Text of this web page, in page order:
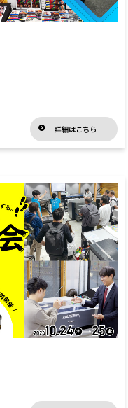
詳細はこちら